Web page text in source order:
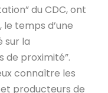
du CDC, ont
temps d’une
sur la
de proximité”.
connaître les
producteurs de